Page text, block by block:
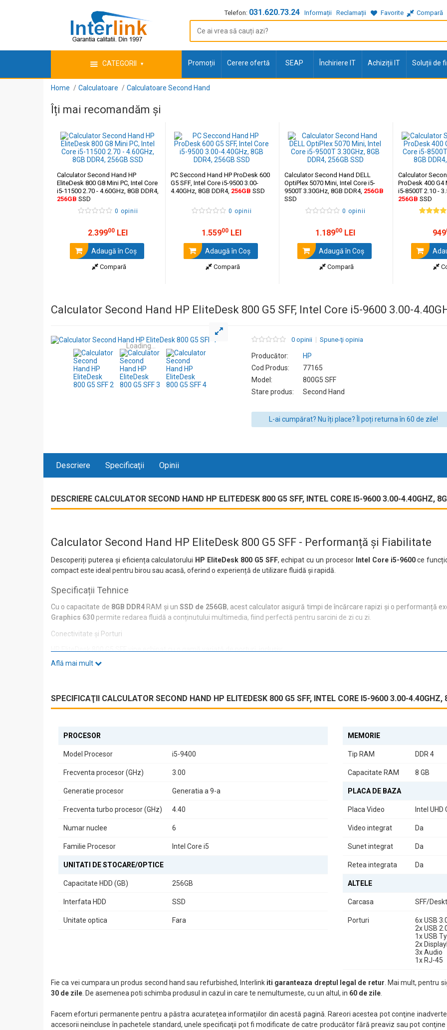
Telefon: 031.620.73.24 Informații Reclamații Favorite Compară
CATEGORII Promoții Cerere ofertă SEAP Închiriere IT Achiziții IT Soluții de
Home Calculatoare Calculatoare Second Hand
Îți mai recomandăm și
Calculator Second Hand HP
EliteDesk 800 G8 Mini PC, Intel Core
i5-11500 2.70 - 4.60GHz, 8GB DDR4,
256GB SSD
0 opinii
2.39900 LEI
Adaugă în Coş
Compară
PC Seccond Hand HP ProDesk 600
G5 SFF, Intel Core i5-9500 3.00-
4.40GHz, 8GB DDR4, 256GB SSD
0 opinii
1.55900 LEI
Adaugă în Coş
Compară
Calculator Second Hand DELL
OptiPlex 5070 Mini, Intel Core i5-
9500T 3.30GHz, 8GB DDR4, 256GB
SSD
0 opinii
1.18900 LEI
Adaugă în Coş
Compară
Calculator
ProDesk 400 G4
i5-8500T 2.10 -
256GB SSD
949
Calculator Second Hand HP EliteDesk 800 G5 SFF, Intel Core i5-9600 3.00-
Loading...
0 opinii Spune-ţi opinia
Producător:
HP
Cod Produs:
77165
Model:
800G5 SFF
Stare produs:
Second Hand
L-ai cumpărat? Nu îți place? Îl poți returna în 60 de zile!
Descriere Specificaţii Opinii
DESCRIERE CALCULATOR SECOND HAND HP ELITEDESK 800 G5 SFF, INTEL CORE I5-9600 3.00-4.40GHZ,
Calculator Second Hand HP EliteDesk 800 G5 SFF - Performanță și Fiabilitate
Descoperiți puterea și eficiența calculatorului HP EliteDesk 800 G5 SFF, echipat cu un procesor Intel Core i5-9600ce
compact este ideal pentru birou sau acasă, oferind o experiență de utilizare fluidă și rapidă.
Specificații Tehnice
Cu o capacitate de 8GB DDR4 RAM și unSSD de 256GB, acest calculator asigură timpi de încărcare rapizi și o performanță
Graphics 630 permite redarea fluidă a conținutului multimedia, fiind perfectă pentru sarcini de zi cu zi.
Conectivitate și Porturi
6x USB 3.0
3x Audio
1x RJ-45
Design Compact și Funcțional
CarcasaSFF/Desktop
a acestui model nu doar că economisește spațiu, dar oferă și un aspect elegant, potrivit pentru orice
Utilizare Versatilă
Fie că aveți nevoie de un sistem pentru birou, studiu sau divertisment, HP EliteDesk 800 G5 SFF se dovedește a fi o alegere
veți beneficia de o putere de procesare superioară, ideală pentru aplicații de productivitate și multimedia.
Află mai mult
SPECIFICAŢII CALCULATOR SECOND HAND HP ELITEDESK 800 G5 SFF, INTEL CORE I5-9600 3.00-4.40GHZ,
PROCESOR
Model Procesor i5-9400
Frecventa procesor (GHz) 3.00
Generatie procesor Generatia a 9-a
Frecventa turbo procesor (GHz) 4.40
Numar nuclee 6
Familie Procesor Intel Core i5
UNITATI DE STOCARE/OPTICE
Capacitate HDD (GB) 256GB
Interfata HDD SSD
Unitate optica Fara
MEMORIE
Tip RAM DDR 4
Capacitate RAM 8 GB
PLACA DE BAZA
Placa Video Intel UHD
Video integrat Da
Sunet integrat Da
Retea integrata Da
ALTELE
Carcasa SFF/
Porturi
6x USB
2x USB
1x USB
2x
3x Audio
1x RJ-45
Fie ca vei cumpara un produs second hand sau refurbished, Interlink iti garanteaza dreptul legal de retur . Mai mult, pentru
30 de zile . De asemenea poti schimba produsul in cazul in care te nemultumeste, cu un altul, in 60 de zile
Facem eforturi permanente pentru a păstra acurateţea informaţiilor din acestă pagină. Rareori acestea pot conţine
accesorii neincluse în pachetele standard, unele specificaţii pot fi modificate de catre producător fără preaviz sau pot